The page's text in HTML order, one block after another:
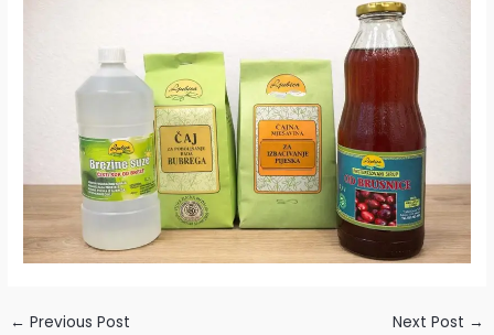
← Previous Post Next Post →